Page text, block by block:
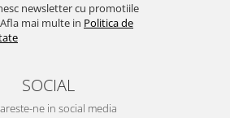
newsletter cu promotiile
mai multe in Politica de
SOCIAL
ne in social media